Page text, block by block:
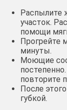
Распылите
участок.
помощи
Прогрейте
минуты.
Моющие
повторите
После
губкой.